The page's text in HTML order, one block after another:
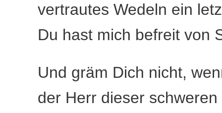
vertrautes Wedeln ein
Du hast mich befreit von
Und gräm Dich nicht,
der Herr dieser